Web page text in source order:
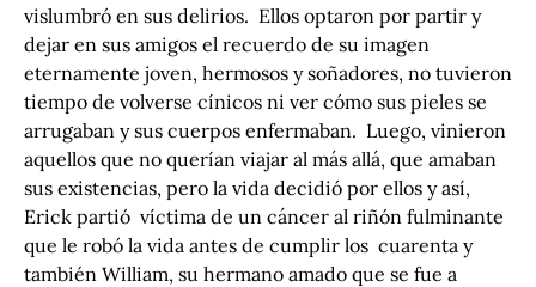
vislumbró en sus delirios. Ellos optaron por partir y
dejar en sus amigos el recuerdo de su imagen
eternamente joven, hermosos y soñadores, no tuvieron
tiempo de volverse cínicos ni ver cómo sus pieles se
arrugaban y sus cuerpos enfermaban. Luego, vinieron
aquellos que no querían viajar al más allá, que amaban
sus existencias, pero la vida decidió por ellos y así,
Erick partió víctima de un cáncer al riñón fulminante
que le robó la vida antes de cumplir los cuarenta y
también William, su hermano amado que se fue a